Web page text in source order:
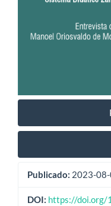
Publicado: 2023-
DOI: https://doi.org/